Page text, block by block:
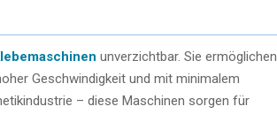
unverzichtbar. Sie ermöglichen
Geschwindigkeit und mit minimalem
– diese Maschinen sorgen für